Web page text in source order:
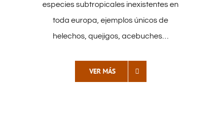
especies subtropicales inexistentes en
toda europa, ejemplos únicos de
helechos, quejigos, acebuches…
VER MÁS